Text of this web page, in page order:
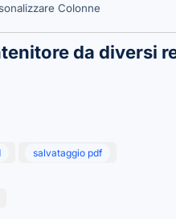
Colonne
da diversi
salvataggio pdf